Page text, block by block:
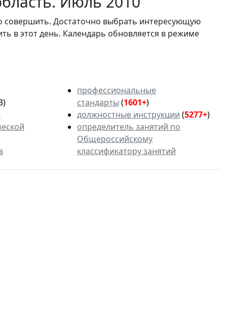
совершить. Достаточно выбрать интересующую
в этот день. Календарь обновляется в режиме
профессиональные
стандарты (1601+)
должностные инструкции (5277+)
определитель занятий по
Общероссийскому
классификатору занятий